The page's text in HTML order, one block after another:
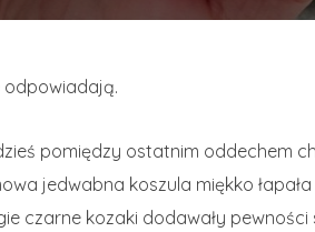
odpowiadają.
pomiędzy ostatnim oddechem
jedwabna koszula miękko
czarne kozaki dodawały pewności